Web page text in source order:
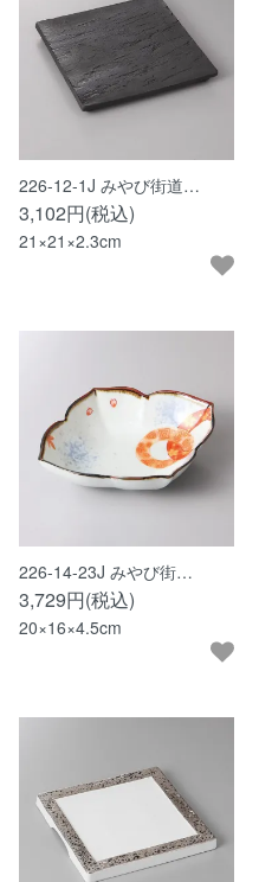
226-12-1J みやび街道…
3,102円(税込)
21×21×2.3cm
226-14-23J みやび街…
3,729円(税込)
20×16×4.5cm